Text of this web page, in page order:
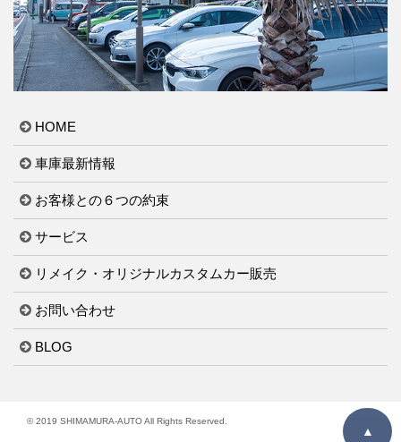
HOME
車庫最新情報
お客様との６つの約束
サービス
リメイク・オリジナルカスタムカー販売
お問い合わせ
BLOG
© 2019 SHIMAMURA-AUTO All Rights Reserved.
▲